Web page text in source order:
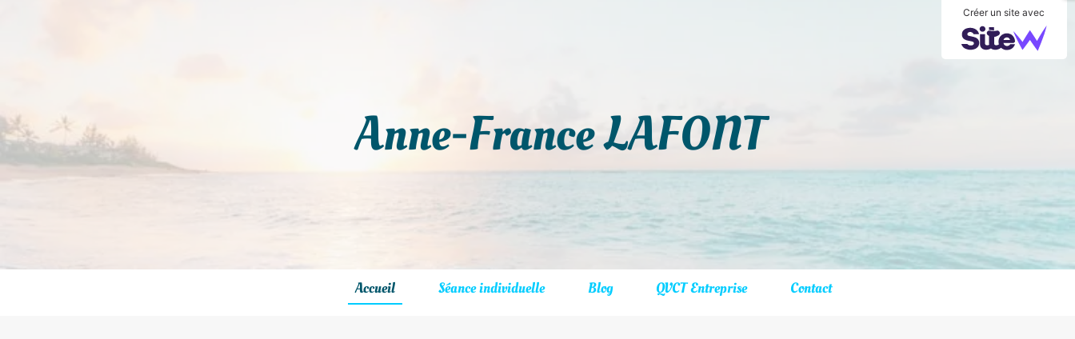
Créer un site avec
Accueil Séance individuelle Blog QVCT Entreprise Contact
Anne-France LAFONT